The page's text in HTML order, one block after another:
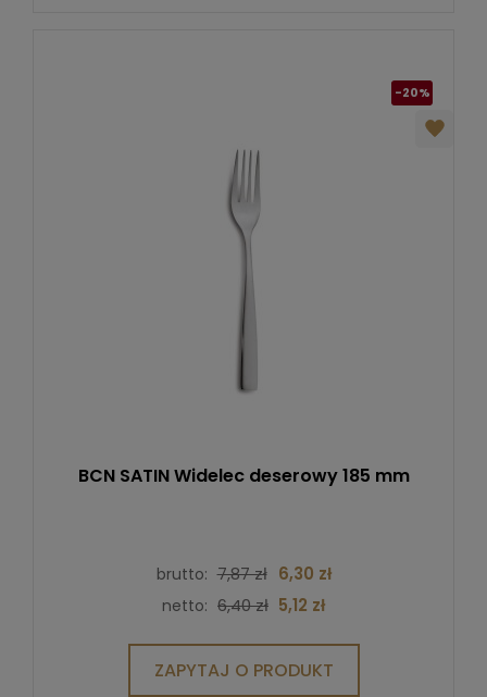
-20%
BCN SATIN Widelec deserowy 185 mm
brutto: 7,87 zł 6,30 zł
netto: 6,40 zł 5,12 zł
ZAPYTAJ O PRODUKT